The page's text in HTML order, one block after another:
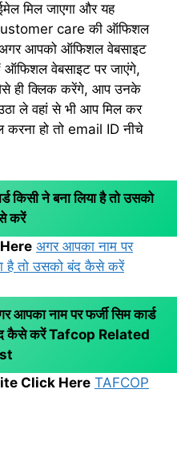
मिल जाएगा और यह
care की ऑफिशल
आपको ऑफिशल वेबसाइट
वेबसाइट पर जाएंगे,
ही क्लिक करेंगे, आप उनके
ले वहां से भी आप मिल कर
हो तो email ID नीचे
किसी ने बना लिया है तो उसको
करें
अगर आपका नाम पर
है तो उसको बंद कैसे करें
नाम पर फर्जी सिम कार्ड
कैसे करेंTafcop Related
Click Here TAFCOP